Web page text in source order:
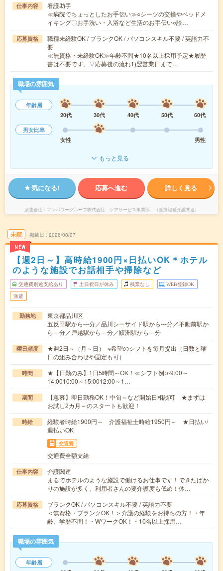
仕事内容
看護助手
≪病院でちょっとしたお手伝い≫○シーツの交換やベッドメ
イキング〇お手洗い・入浴など生活のお手伝い○診…
応募資格
職種未経験OK / ブランクOK / パソコンスキル不要 / 英語力不
要
≪無資格・未経験OK≫年齢不問★10名以上採用予定★履歴
書は不要です。▽応募後の流れ1)翌営業日まで…
職場の雰囲気
年齢層
20代
30代 40代 50代
60代
男女比率
女性
男性
もっと見る
気になる! 応募へ進む 詳しく見る
派遣会社 マンパワーグループ株式会社 ケアサービス事業部 （医療福祉介護関連）
未読
NEW
掲載日 2026/08/07
【週2日～】高時給1900円×日払いOK＊ホテル
のような施設でお話相手や掃除など
交通費別途支給あり 土日祝日が休み 残業なし WEB登録OK
派遣
勤務地
東京都品川区
五反田駅から---分／品川シーサイド駅から---分／不動前駅か
ら---分／戸越駅から---分／鮫洲駅から---分
曜日頻度
★週2日～（月～日） ※希望のシフトを毎月提出（日数と曜
日の組み合わせや固定も可）
時間
★【日勤のみ】1日5時間～OK！≪シフト例≫9:00～
14:0010:00～15:0012:00～1…
期間
【急募】即日勤務OK！中旬～など開始日相談可 ★まずは
お試し2カ月～のスタートも歓迎！
時給
経験者時給1900円～ 介護福祉士時給1950円～ ★日払い/
週払いOK
交通費
交通費全額支給
仕事内容
介護関連
まるでホテルのような施設で働けるお仕事です！できたばか
りの施設が多く、利用者さんの要介護度も低め！体…
応募資格
ブランクOK / パソコンスキル不要 / 英語力不要
＜無資格・ブランクOK！＞介護の経験をお持ちの方！・年
齢、学歴不問！・WワークOK！・10名以上採用…
職場の雰囲気
年齢層